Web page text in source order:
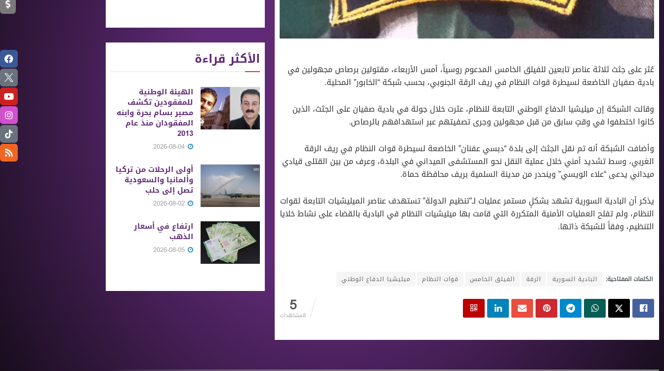
عُثر على جثث ثلاثة عناصر تابعين للفيلق الخامس المدعوم روسياً، أمس الأربعاء، مقتولين برصاص مجهولين في
بادية صفيان الخاضعة لسيطرة قوات النظام في ريف الرقة الجنوبي، بحسب شبكة “الخابور” المحلية.
وقالت الشبكة إن ميليشيا الدفاع الوطني التابعة للنظام، عثرت خلال جولة في بادية صفيان على الجثث، الذين
كانوا اختطفوا في وقتٍ سابق من قبل مجهولين وجرى تصفيتهم عبر استهدافهم بالرصاص.
وأضافت الشبكة أنه تم نقل الجثث إلى بلدة “دبسي عفنان” الخاضعة لسيطرة قوات النظام في ريف الرقة
الغربي، وسط تشديد أمني خلال عملية النقل نحو المستشفى الميداني في البلدة، وعرف من بين القتلى قيادي
ميداني يدعى “علاء الويسي” وينحدر من مدينة السلمية بريف محافظة حماة.
يذكر أن البادية السورية تشهد بشكلٍ مستمر عمليات لـ”تنظيم الدولة” تستهدف عناصر الميليشيات التابعة لقوات
النظام، ولم تفلح العمليات الأمنية المتكررة التي قامت بها ميليشيات النظام في البادية بالقضاء على نشاط خلايا
التنظيم، وفقاً للشبكة ذاتها.
الكلمات المفتاحية: البادية السورية الرقة الفيلق الخامس قوات النظام ميليشيا الدفاع الوطني
5
المشاهدات
الأكثر قراءة
الهيئة الوطنية
للمفقودين تكشف
مصير بسام بحرة وابنه
المفقودان منذ عام
2013
أولى الرحلات من ‏تركيا
وألمانيا والسعودية
تصل إلى حلب
ارتفاع في أسعار
الذهب